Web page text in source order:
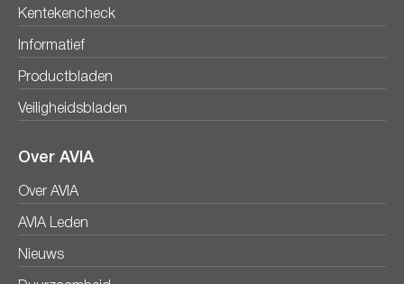
Kentekencheck
Informatief
Productbladen
Veiligheidsbladen
Over AVIA
Over AVIA
AVIA Leden
Nieuws